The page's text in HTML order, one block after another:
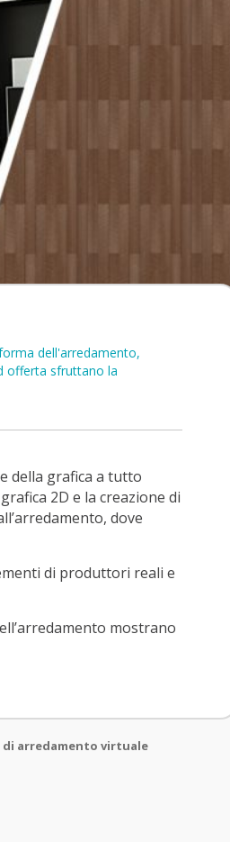
dell'arredamento,
offerta sfruttano la
della grafica a tutto
2D e la creazione di
dove
di produttori reali e
mostrano
di arredamento virtuale